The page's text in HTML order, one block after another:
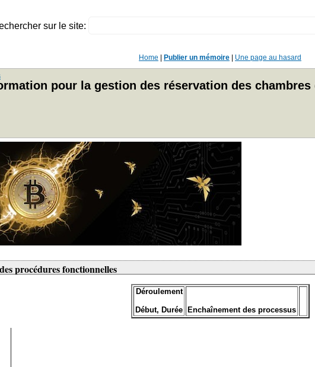
sur le site:
Home Publier un mémoire Une page au hasard
pour la gestion des réservation des chambres
procédures fonctionnelles
Déroulement
Début, Durée Enchaînement des processus